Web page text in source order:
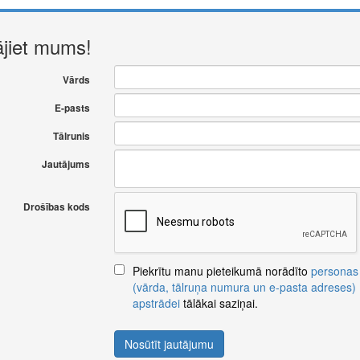
mums!
Vārds
E-pasts
Tālrunis
Jautājums
Drošības kods
Piekrītu manu pieteikumā norādīto
(vārda, tālruņa numura un e-pasta adreses)
apstrādeitālākai saziņai.
Nosūtīt jautājumu